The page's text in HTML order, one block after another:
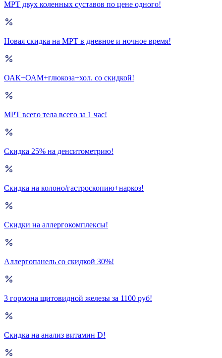
МРТ двух коленных суставов по цене одного!
Новая скидка на МРТ в дневное и ночное время!
ОАК+ОАМ+глюкоза+хол. со скидкой!
МРТ всего тела всего за 1 час!
Скидка 25% на денситометрию!
Скидка на колоно/гастроскопию+наркоз!
Скидки на аллергокомплексы!
Аллергопанель со скидкой 30%!
3 гормона щитовидной железы за 1100 руб!
Скидка на анализ витамин D!